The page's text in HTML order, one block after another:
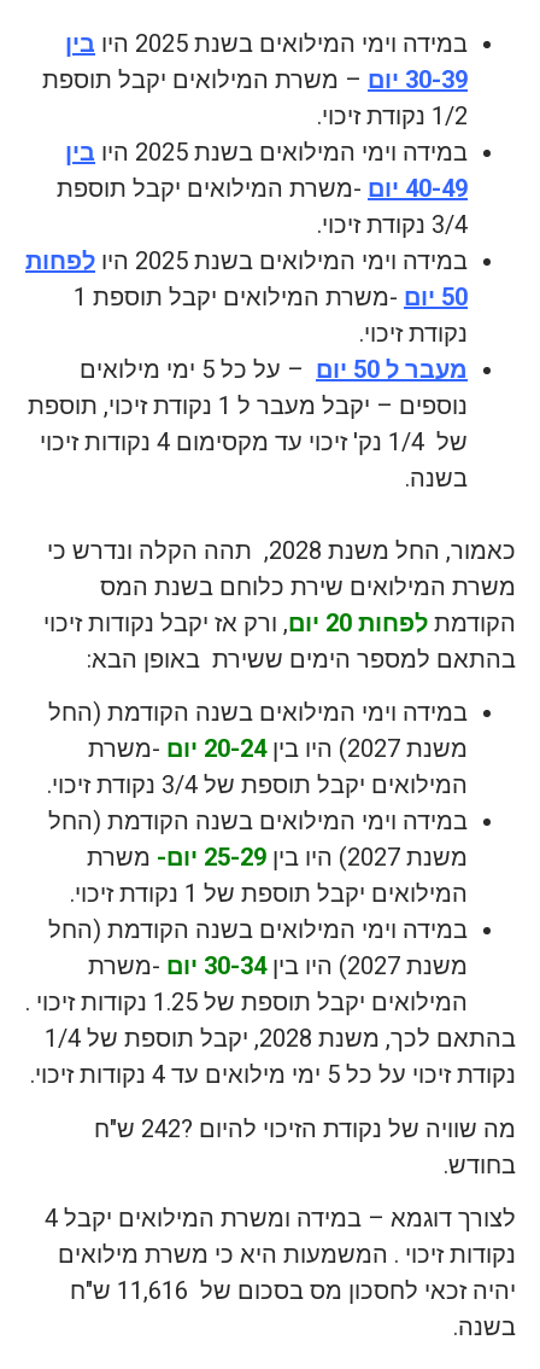
במידה וימי המילואים בשנת 2025 היו
בין
30-39 יום
– משרת המילואים יקבל תוספת
1/2 נקודת זיכוי.
במידה וימי המילואים בשנת 2025 היו
בין
40-49 יום
-משרת המילואים יקבל תוספת
3/4 נקודת זיכוי.
במידה וימי המילואים בשנת 2025 היו
לפחות
50 יום
-משרת המילואים יקבל תוספת 1
נקודת זיכוי.
מעבר ל 50 יום
– על כל 5 ימי מילואים
נוספים – יקבל מעבר ל 1 נקודת זיכוי, תוספת
של 1/4 נק' זיכוי עד מקסימום 4 נקודות זיכוי
בשנה.
כאמור, החל משנת 2028, תהה הקלה ונדרש כי
משרת המילואים שירת כלוחם בשנת המס
הקודמת לפחות 20 יום
, ורק אז יקבל נקודות זיכוי
בהתאם למספר הימים ששירת באופן הבא:
במידה וימי המילואים בשנה הקודמת (החל
משנת 2027) היו בין
20-24 יום
-משרת
המילואים יקבל תוספת של 3/4 נקודת זיכוי.
במידה וימי המילואים בשנה הקודמת (החל
משנת 2027) היו בין
משרת
המילואים יקבל תוספת של 1 נקודת זיכוי.
במידה וימי המילואים בשנה הקודמת (החל
משנת 2027) היו בין
30-34 יום
-משרת
המילואים יקבל תוספת של 1.25 נקודות זיכוי .
בהתאם לכך, משנת 2028, יקבל תוספת של 1/4
נקודת זיכוי על כל 5 ימי מילואים עד 4 נקודות זיכוי.
מה שוויה של נקודת הזיכוי להיום ?242 ש"ח
בחודש.
לצורך דוגמא – במידה ומשרת המילואים יקבל 4
נקודות זיכוי . המשמעות היא כי משרת מילואים
יהיה זכאי לחסכון מס בסכום של 11,616 ש"ח
בשנה.